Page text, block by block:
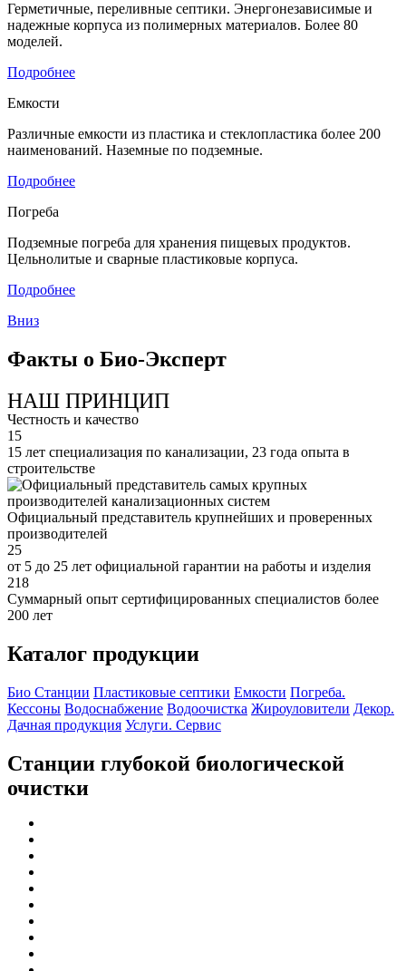
Герметичные, переливные септики. Энергонезависимые и
надежные корпуса из полимерных материалов. Более 80
моделей.
Подробнее
Емкости
Различные емкости из пластика и стеклопластика более 200
наименований. Наземные по подземные.
Подробнее
Погреба
Подземные погреба для хранения пищевых продуктов.
Цельнолитые и сварные пластиковые корпуса.
Подробнее
Вниз
Факты о Био-Эксперт
НАШ ПРИНЦИП
Честность и качество
15
15 лет специализация по канализации, 23 года опыта в
строительстве
Официальный представитель крупнейших и проверенных
производителей
25
от 5 до 25 лет официальной гарантии на работы и изделия
218
Суммарный опыт сертифицированных специалистов более
200 лет
Каталог продукции
Био Станции Пластиковые септики Емкости Погреба.
Кессоны Водоснабжение Водоочистка Жироуловители Декор.
Дачная продукция Услуги. Сервис
Станции глубокой биологической
очистки